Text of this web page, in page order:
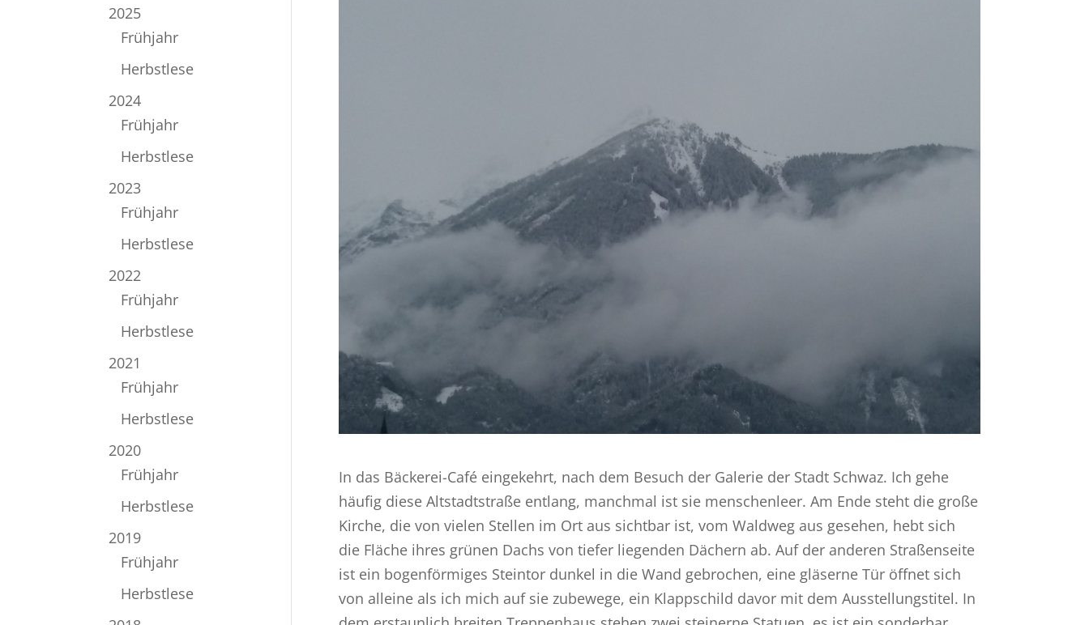
In das Bäckerei-Café eingekehrt, nach dem Besuch der Galerie der Stadt Schwaz. Ich gehe
häufig diese Altstadtstraße entlang, manchmal ist sie menschenleer. Am Ende steht die große
Kirche, die von vielen Stellen im Ort aus sichtbar ist, vom Waldweg aus gesehen, hebt sich
die Fläche ihres grünen Dachs von tiefer liegenden Dächern ab. Auf der anderen Straßenseite
ist ein bogenförmiges Steintor dunkel in die Wand gebrochen, eine gläserne Tür öffnet sich
von alleine als ich mich auf sie zubewege, ein Klappschild davor mit dem Ausstellungstitel. In
2025
Frühjahr
Herbstlese
2024
Frühjahr
Herbstlese
2023
Frühjahr
Herbstlese
2022
Frühjahr
Herbstlese
2021
Frühjahr
Herbstlese
2020
Frühjahr
Herbstlese
2019
Frühjahr
Herbstlese